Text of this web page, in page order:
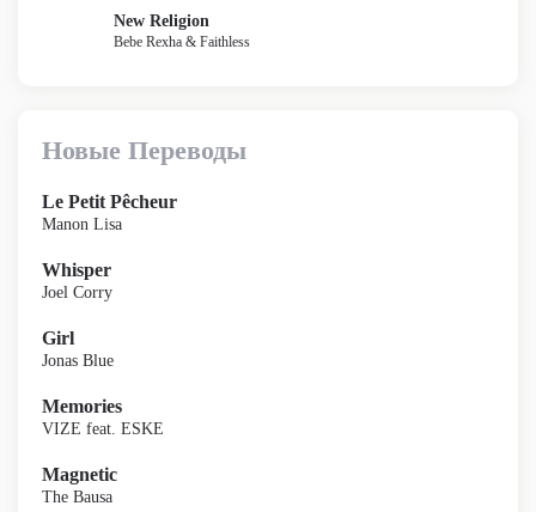
New Religion
Bebe Rexha & Faithless
Новые Переводы
Le Petit Pêcheur
Manon Lisa
Whisper
Joel Corry
Girl
Jonas Blue
Memories
VIZE feat. ESKE
Magnetic
The Bausa